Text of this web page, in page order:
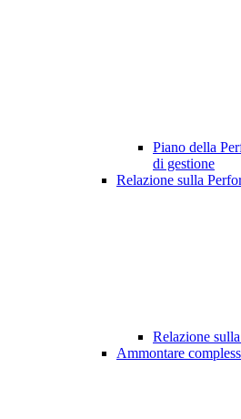
Piano della
di gestione
Relazione sulla
Relazione
Ammontare